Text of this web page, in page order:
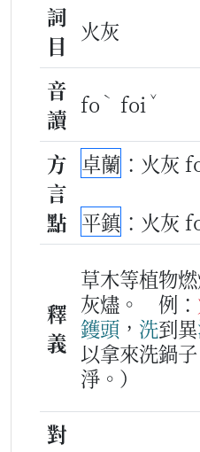
詞
目
火灰
音
讀
fo ˋ foi ˇ
方
言
點
卓蘭 ：火灰
平鎮 ：火灰
釋
義
草木等植物
灰燼。
例：
鑊頭 ， 洗到異
以拿來洗鍋
淨。）
對